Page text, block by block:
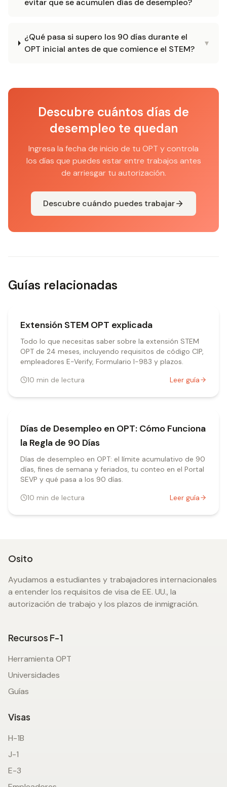
evitar que se acumulen días de desempleo?
¿Qué pasa si supero los 90 días durante el
OPT inicial antes de que comience el STEM?
▾
Descubre cuántos días de
desempleo te quedan
Ingresa la fecha de inicio de tu OPT y controla
los días que puedes estar entre trabajos antes
de arriesgar tu autorización.
Descubre cuándo puedes trabajar
Guías relacionadas
Extensión STEM OPT explicada
Todo lo que necesitas saber sobre la extensión STEM
OPT de 24 meses, incluyendo requisitos de código CIP,
empleadores E-Verify, Formulario I-983 y plazos.
10 min de lectura Leer guía
Días de Desempleo en OPT: Cómo Funciona
la Regla de 90 Días
Días de desempleo en OPT: el límite acumulativo de 90
días, fines de semana y feriados, tu conteo en el Portal
SEVP y qué pasa a los 90 días.
10 min de lectura Leer guía
Osito
Ayudamos a estudiantes y trabajadores internacionales
a entender los requisitos de visa de EE. UU., la
autorización de trabajo y los plazos de inmigración.
Recursos F-1
Herramienta OPT
Universidades
Guías
Visas
H-1B
J-1
E-3